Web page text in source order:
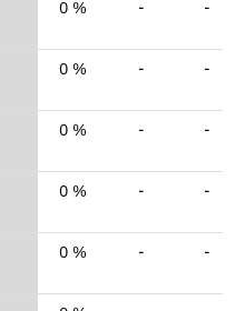
0 % - -
0 % - -
0 % - -
0 % - -
0 % - -